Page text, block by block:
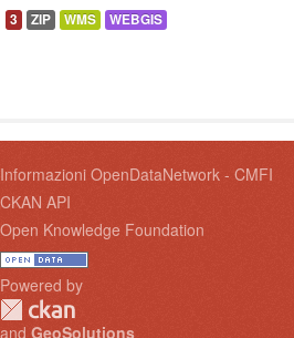
3 ZIP WMS WEBGIS
Informazioni OpenDataNetwork - CMFI
CKAN API
Open Knowledge Foundation
Powered by
and GeoSolutions